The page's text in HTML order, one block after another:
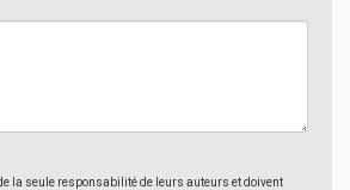
la seule responsabilité de leurs auteurs et doivent